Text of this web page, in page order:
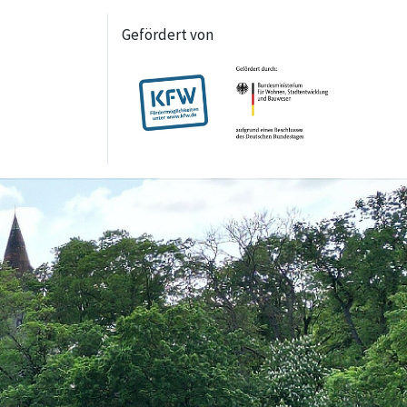
Gefördert von